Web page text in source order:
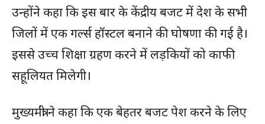
उन्होंने कहा कि इस बार के केंद्रीय बजट में देश के सभी
जिलों में एक गर्ल्स हॉस्टल बनाने की घोषणा की गई है।
इससे उच्च शिक्षा ग्रहण करने में लड़कियों को काफी
सहूलियत मिलेगी।
मुख्यमंत्री ने कहा कि एक बेहतर बजट पेश करने के लिए